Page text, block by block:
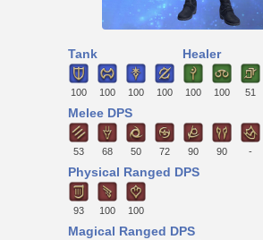
Tank
100 100 100 100
Healer
100 100 51
Melee DPS
53 68 50 72 90 90 -
Physical Ranged DPS
93 100 100
Magical Ranged DPS